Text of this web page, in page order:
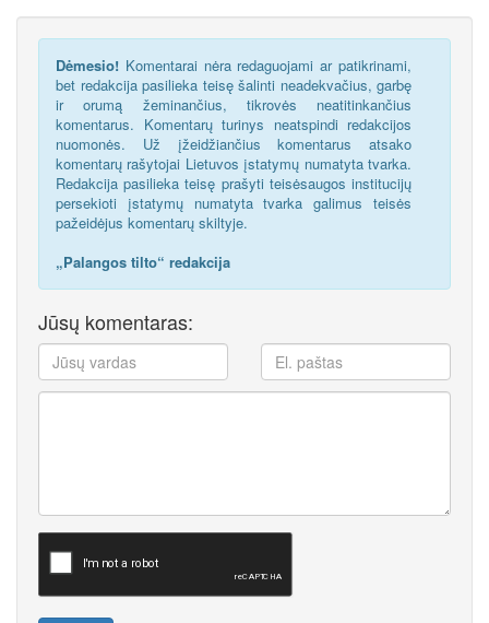
Dėmesio! Komentarai nėra redaguojami ar patikrinami,
bet redakcija pasilieka teisę šalinti neadekvačius, garbę
ir orumą žeminančius, tikrovės neatitinkančius
komentarus. Komentarų turinys neatspindi redakcijos
nuomonės. Už įžeidžiančius komentarus atsako
komentarų rašytojai Lietuvos įstatymų numatyta tvarka.
Redakcija pasilieka teisę prašyti teisėsaugos institucijų
persekioti įstatymų numatyta tvarka galimus teisės
pažeidėjus komentarų skiltyje.
„Palangos tilto“ redakcija
Jūsų komentaras: